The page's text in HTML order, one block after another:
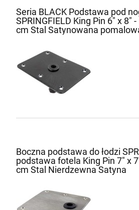
Seria BLACK Podstawa pod
SPRINGFIELD King Pin 6" x 8"
cm Stal Satynowana
Boczna podstawa do łodzi
podstawa fotela King Pin 7" x
cm Stal Nierdzewna Satyna